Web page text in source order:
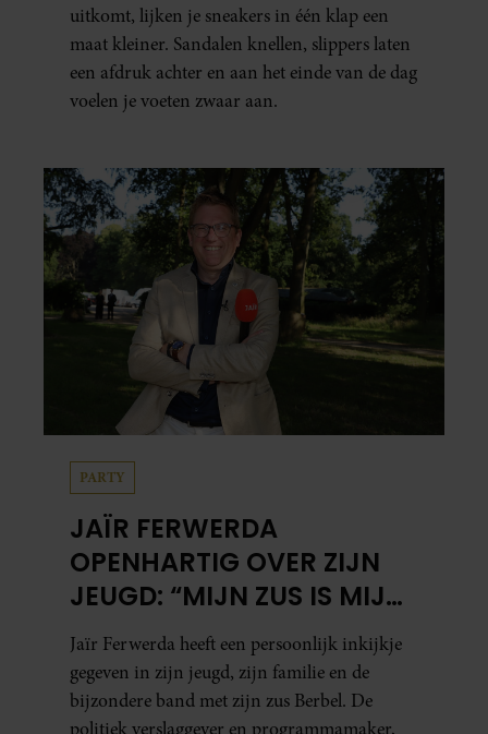
uitkomt, lijken je sneakers in één klap een
maat kleiner. Sandalen knellen, slippers laten
een afdruk achter en aan het einde van de dag
voelen je voeten zwaar aan.
PARTY
JAÏR FERWERDA
OPENHARTIG OVER ZIJN
JEUGD: “MIJN ZUS IS MIJN
MORELE KOMPAS”
Jaïr Ferwerda heeft een persoonlijk inkijkje
gegeven in zijn jeugd, zijn familie en de
bijzondere band met zijn zus Berbel. De